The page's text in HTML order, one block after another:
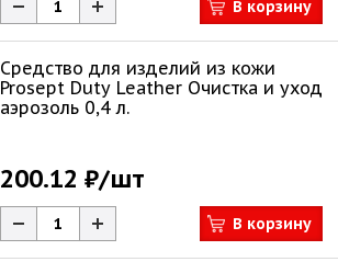
В корзину
Средство для изделий из кожи
Prosept Duty Leather Очистка и уход
аэрозоль 0,4 л.
200.12 ₽/шт
В корзину